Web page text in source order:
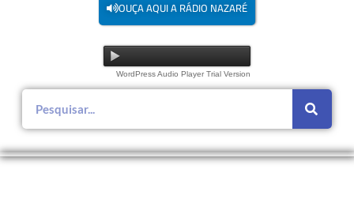
OUÇA AQUI A RÁDIO NAZARÉ
WordPress Audio Player Trial Version